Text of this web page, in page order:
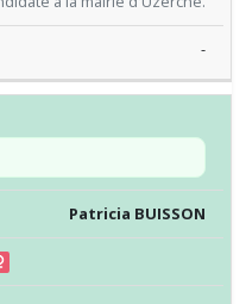
-
Patricia BUISSON